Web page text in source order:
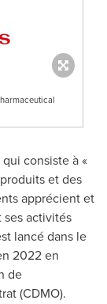
consiste à «
et des
apprécient et
activités
lancé dans le
2022 en
de
(CDMO).